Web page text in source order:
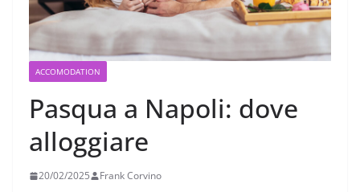
ACCOMODATION
Pasqua a Napoli: dove
alloggiare
20/02/2025 Frank Corvino